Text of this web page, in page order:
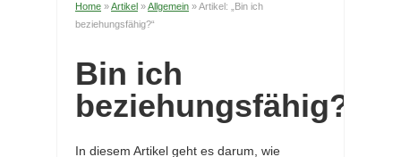
Home »Artikel »Allgemein »Artikel: „Bin ich
beziehungsfähig?“
Bin ich
beziehungsfähig?
In diesem Artikel geht es darum, wie